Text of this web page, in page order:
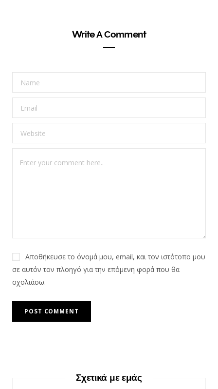
Write A Comment
Αποθήκευσε το όνομά μου, email, και τον ιστότοπο μου
σε αυτόν τον πλοηγό για την επόμενη φορά που θα
σχολιάσω.
Σχετικά με εμάς